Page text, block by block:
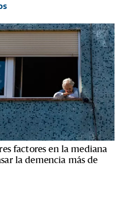
factores en la mediana
la demencia más de